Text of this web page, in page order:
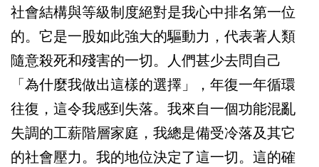
社會結構與等級制度絕對是我心中排名第一位
的。它是一股如此強大的驅動力，代表著人類
隨意殺死和殘害的一切。人們甚少去問自己
「為什麼我做出這樣的選擇」，年復一年循環
往復，這令我感到失落。我來自一個功能混亂
失調的工薪階層家庭，我總是備受冷落及其它
的社會壓力。我的地位決定了這一切。這的確